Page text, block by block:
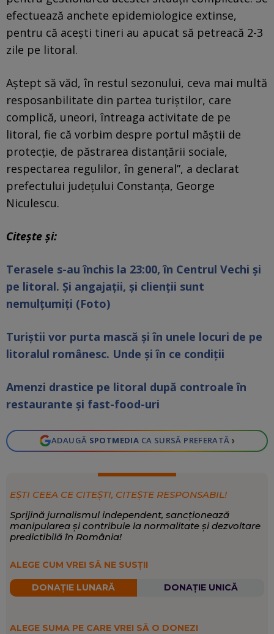
efectuează anchete epidemiologice extinse,
pentru că aceşti tineri au apucat să petreacă 2-3
zile pe litoral.
Aştept să văd, în restul sezonului, ceva mai multă
resposanbilitate din partea turiştilor, care
complică, uneori, întreaga activitate de pe
litoral, fie că vorbim despre portul măştii de
protecţie, de păstrarea distanţării sociale,
respectarea regulilor, în general”, a declarat
prefectului judeţului Constanţa, George
Niculescu.
Citește și:
Terasele s-au închis la 23:00, în Centrul Vechi și
pe litoral. Și angajații, și clienții sunt
nemulțumiți (Foto)
Turiștii vor purta mască și în unele locuri de pe
litoralul românesc. Unde și în ce condiții
Amenzi drastice pe litoral după controale în
restaurante și fast-food-uri
ADAUGĂ SPOTMEDIA CA SURSĂ PREFERATĂ ›
EȘTI CEEA CE CITEȘTI, CITEȘTE RESPONSABIL!
Sprijină jurnalismul independent, sancționează
manipularea și contribuie la normalitate și dezvoltare
predictibilă în România!
ALEGE CUM VREI SĂ NE SUSȚII
DONAȚIE LUNARĂ DONAȚIE UNICĂ
ALEGE SUMA PE CARE VREI SĂ O DONEZI